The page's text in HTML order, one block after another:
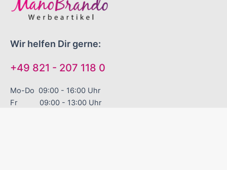
Wir helfen Dir gerne:
+49 821 - 207 118 0
Mo-Do 09:00 - 16:00 Uhr
Fr 09:00 - 13:00 Uhr